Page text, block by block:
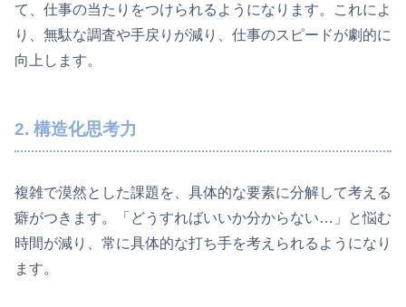
て、仕事の当たりをつけられるようになります。これによ
り、無駄な調査や手戻りが減り、仕事のスピードが劇的に
向上します。
2. 構造化思考力
複雑で漠然とした課題を、具体的な要素に分解して考える
癖がつきます。「どうすればいいか分からない…」と悩む
時間が減り、常に具体的な打ち手を考えられるようになり
ます。